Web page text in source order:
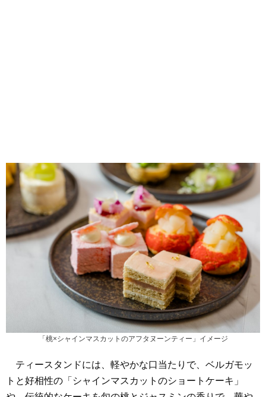
「桃×シャインマスカットのアフタヌーンティー」イメージ
ティースタンドには、軽やかな口当たりで、ベルガモッ
トと好相性の「シャインマスカットのショートケーキ」